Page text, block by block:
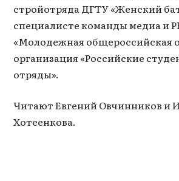
стройотряда ДГТУ «Женский
специалисте команды медиа и
«Молодежная общероссийская
организация «Российские
отряды».
Читают Евгений Овчинников и
Хотеенкова.